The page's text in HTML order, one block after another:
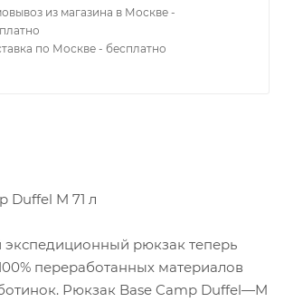
из магазина в Москве -
по Москве - бесплатно
Duffel M 71 л
экспедиционный рюкзак теперь
переработанных материалов
Рюкзак Base Camp Duffel—M